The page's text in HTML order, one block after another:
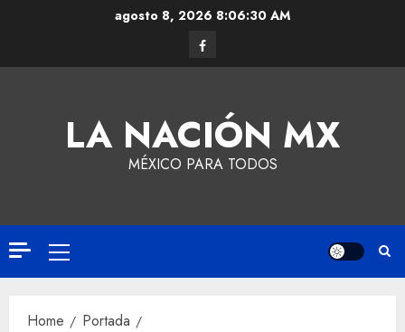
agosto 8, 20268:06:31 AM
LA NACIÓN MX
MÉXICO PARA TODOS
Home
Portada